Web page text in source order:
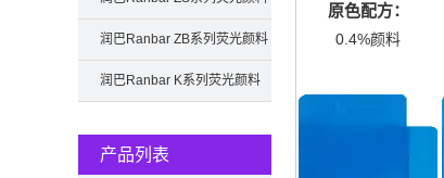
原色配方：
0.4%颜料
色卡
润巴Ranbar ZB系列荧光颜料
色卡
润巴Ranbar K系列荧光颜料
产品列表